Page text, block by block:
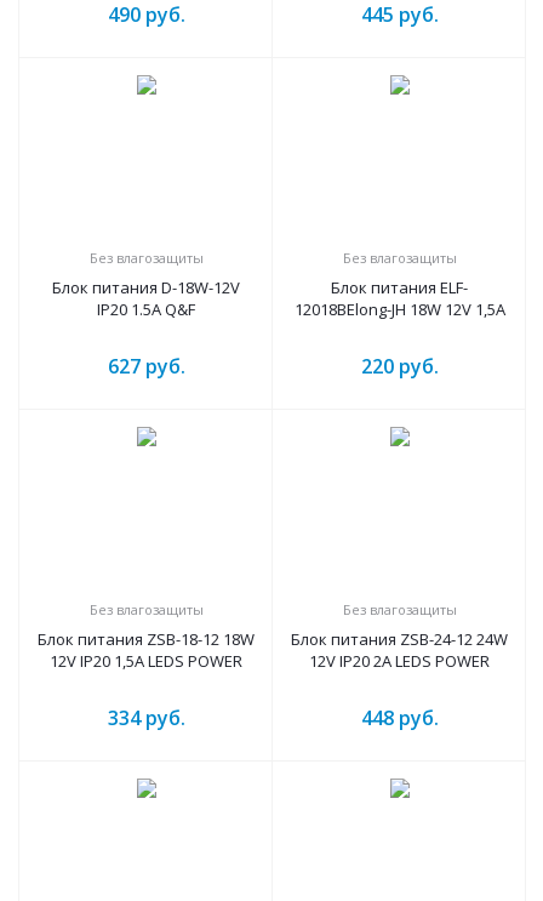
490руб. 445 руб.
Без влагозащиты
Блок питания D-18W-12V
IP20 1.5A Q&F
627руб.
Без влагозащиты
Блок питания ELF-
12018BElong-JH 18W 12V 1,5A
220руб.
Без влагозащиты
Блок питания ZSB-18-12 18W
12V IP20 1,5A LEDS POWER
334руб.
Без влагозащиты
Блок питания ZSB-24-12 24W
12V IP20 2A LEDS POWER
448руб.